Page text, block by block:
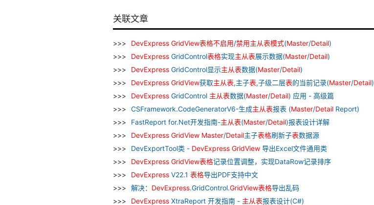
关联文章
DevExpress GridView表格不启用/禁用主从表模式(Master/Detail)
DevExpress GridControl表格实现主从表展示数据(Master/Detail)
DevExpress GridControl显示主从表数据(Master/Detail)
DevExpress GridView获取主从表,主子表,子级二层表的当前记录(Master/Detail)
DevExpress GridControl 主从表数据(Master/Detail) 应用 - 高级篇
CSFramework.CodeGeneratorV6-生成主从表报表 (Master/Detail Report)
FastReport for.Net开发指南-主从表(Master/Detail)报表设计详解
DevExpress GridView Master/Detail主子表格刷新子表数据源
DevExportTool类 - DevExpress GridView 导出Excel文件通用类
DevExpress GridView表格记录位置调整，实现DataRow记录排序
DevExpress V22.1 表格导出PDF支持中文
解决： DevExpress.GridControl.GridView表格导出乱码
DevExpress XtraReport 开发指南 - 主从表报表设计(C#)